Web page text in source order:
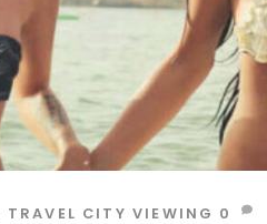
TRAVEL CITY VIEWING 0